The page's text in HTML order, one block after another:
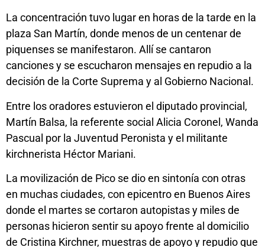
La concentración tuvo lugar en horas de la tarde en la
plaza San Martín, donde menos de un centenar de
piquenses se manifestaron. Allí se cantaron
canciones y se escucharon mensajes en repudio a la
decisión de la Corte Suprema y al Gobierno Nacional.
Entre los oradores estuvieron el diputado provincial,
Martín Balsa, la referente social Alicia Coronel, Wanda
Pascual por la Juventud Peronista y el militante
kirchnerista Héctor Mariani.
La movilización de Pico se dio en sintonía con otras
en muchas ciudades, con epicentro en Buenos Aires
donde el martes se cortaron autopistas y miles de
personas hicieron sentir su apoyo frente al domicilio
de Cristina Kirchner, muestras de apoyo y repudio que